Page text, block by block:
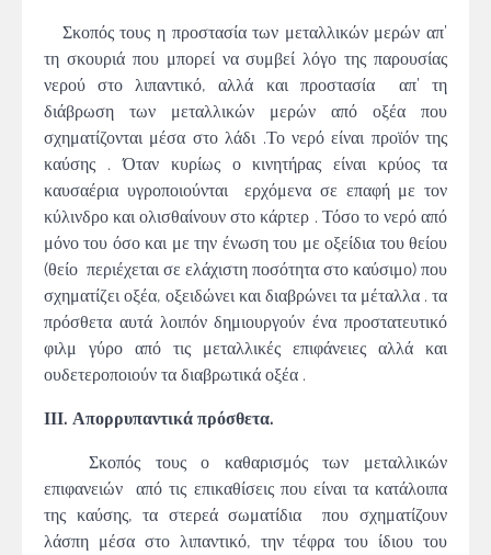
Σκοπός τους η προστασία των μεταλλικών μερών απ’
τη σκουριά που μπορεί να συμβεί λόγο της παρουσίας
νερού στο λιπαντικό, αλλά και προστασία απ’ τη
διάβρωση των μεταλλικών μερών από οξέα που
σχηματίζονται μέσα στο λάδι .Το νερό είναι προϊόν της
καύσης . Όταν κυρίως ο κινητήρας είναι κρύος τα
καυσαέρια υγροποιούνται ερχόμενα σε επαφή με τον
κύλινδρο και ολισθαίνουν στο κάρτερ . Τόσο το νερό από
μόνο του όσο και με την ένωση του με οξείδια του θείου
(θείο περιέχεται σε ελάχιστη ποσότητα στο καύσιμο) που
σχηματίζει οξέα, οξειδώνει και διαβρώνει τα μέταλλα . τα
πρόσθετα αυτά λοιπόν δημιουργούν ένα προστατευτικό
φιλμ γύρο από τις μεταλλικές επιφάνειες αλλά και
ουδετεροποιούν τα διαβρωτικά οξέα .
ΙΙΙ. Απορρυπαντικά πρόσθετα.
Σκοπός τους ο καθαρισμός των μεταλλικών
επιφανειών από τις επικαθίσεις που είναι τα κατάλοιπα
της καύσης, τα στερεά σωματίδια που σχηματίζουν
λάσπη μέσα στο λιπαντικό, την τέφρα του ίδιου του